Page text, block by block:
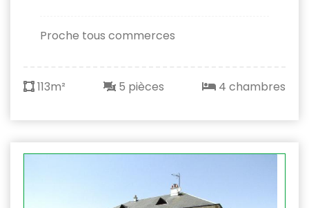
Proche tous commerces
113m² 5 pièces 4 chambres